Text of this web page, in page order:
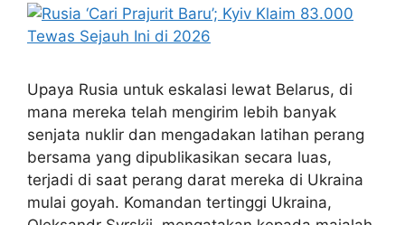
Upaya Rusia untuk eskalasi lewat Belarus, di
mana mereka telah mengirim lebih banyak
senjata nuklir dan mengadakan latihan perang
bersama yang dipublikasikan secara luas,
terjadi di saat perang darat mereka di Ukraina
mulai goyah. Komandan tertinggi Ukraina,